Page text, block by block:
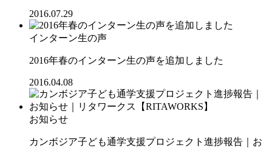
2016.07.29
インターン生の声
2016年春のインターン生の声を追加しました
2016.04.08
お知らせ
カンボジア子ども通学支援プロジェクト進捗報告｜お